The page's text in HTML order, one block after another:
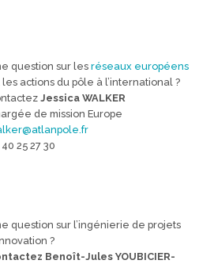
question sur les réseaux européens
les actions du pôle à l’international ?
Jessica WALKER
de mission Europe
40 25 27 30
question sur l’ingénierie de projets
?
Benoît-Jules YOUBICIER-